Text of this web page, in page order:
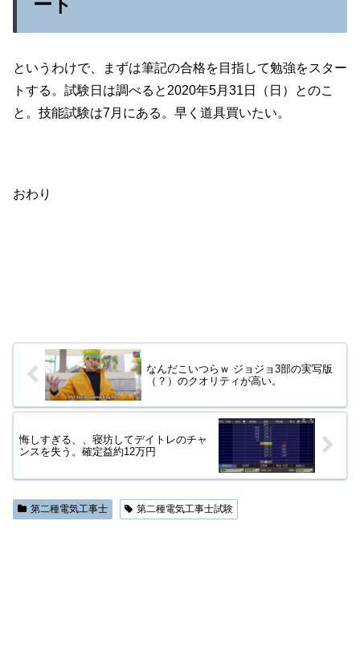
ート
というわけで、まずは筆記の合格を目指して勉強をスター
トする。試験日は調べると2020年5月31日（日）とのこ
と。技能試験は7月にある。早く道具買いたい。
おわり
なんだこいつらｗ ジョジョ3部の実写版
（？）のクオリティが高い。
悔しすぎる、、寝坊してデイトレのチャ
ンスを失う。確定益約12万円
第二種電気工事士 第二種電気工事士試験